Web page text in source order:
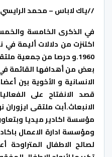
//ياك لاباس – محمد
1960.و حرصا من جمعية
بعض من أهدافها القائمة
الانسانية و الأخوية بين
قصد الانفتاح على
الانبعاث.أبت ملتقى
مؤسسة اكادير ميديا